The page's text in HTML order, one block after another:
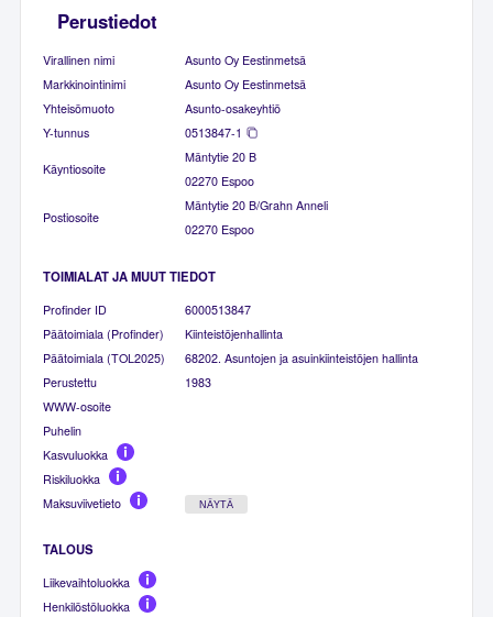
Perustiedot
Virallinen nimi
Asunto Oy Eestinmetsä
Markkinointinimi
Asunto Oy Eestinmetsä
Yhteisömuoto
Asunto-osakeyhtiö
Y-tunnus
0513847-1
Käyntiosoite
Mäntytie 20 B
02270 Espoo
Postiosoite
Mäntytie 20 B/Grahn Anneli
02270 Espoo
TOIMIALAT JA MUUT TIEDOT
Profinder ID
6000513847
Päätoimiala (Profinder)
Kiinteistöjenhallinta
Päätoimiala (TOL2025)
68202. Asuntojen ja asuinkiinteistöjen hallinta
Perustettu
1983
WWW-osoite
Puhelin
Kasvuluokka
Riskiluokka
Maksuviivetieto
NÄYTÄ
TALOUS
Liikevaihtoluokka
Henkilöstöluokka